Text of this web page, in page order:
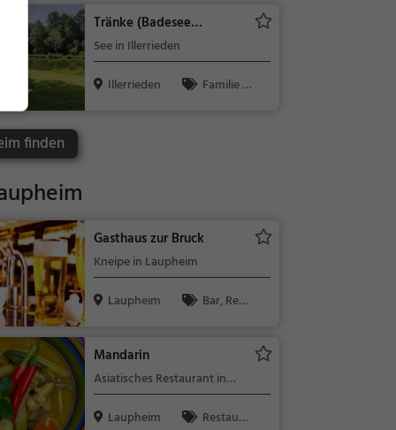
Tränke (Badesee
Heiligau)
See in Illerrieden
Illerrieden
Familie &
finden
Gasthaus zur Bruck
Kneipe in Laupheim
Laupheim
Bar, Rest
Abendessen,
Mandarin
Asiatisches Restaurant in
Laupheim
Laupheim
Restaura